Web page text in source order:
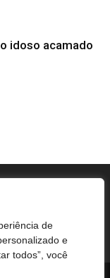
de
e
todos”, você
idoso acamado